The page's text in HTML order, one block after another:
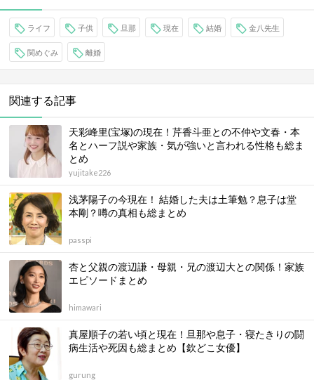
ライフ 子供 旦那 現在 結婚 金八先生
関めぐみ 離婚
関連する記事
天彩峰里(宝塚)の現在！芹香斗亜との不仲や文春・本
名とハーフ説や家族・気が強いと言われる性格も総ま
とめ
yujitake226
浅茅陽子の今現在！ 結婚した夫は土筆勉？息子は堂
本剛？噂の真相も総まとめ
passpi
杏と父親の渡辺謙・母親・兄の渡辺大との関係！家族
エピソードまとめ
himawari
真屋順子の若い頃と現在！旦那や息子・寝たきりの闘
病生活や死因も総まとめ【欽どこ女優】
gurung